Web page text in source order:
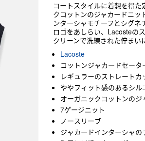
コートスタイルに着想を得た
クコットンのジャカードニッ
ンターシャモチーフとシグ
ロゴをあしらい、Lacosteの
クリーンで洗練された佇まい
Lacoste
コットンジャカードセータ
レギュラーのストレートカ
ややフィット感のあるシル
オーガニックコットンのジ
7ゲージニット
ノースリーブ
ジャカードインターシャ